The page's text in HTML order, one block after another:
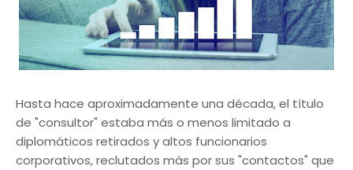
Hasta hace aproximadamente una década, el título
de "consultor" estaba más o menos limitado a
diplomáticos retirados y altos funcionarios
corporativos, reclutados más por sus "contactos" que